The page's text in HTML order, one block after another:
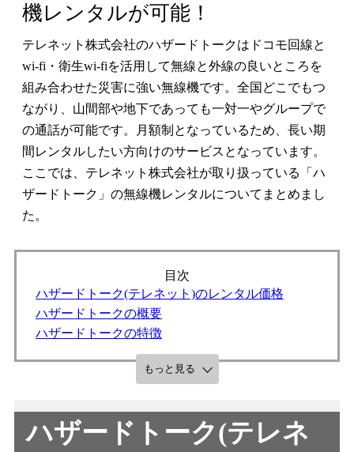
機レンタルが可能！
テレネット株式会社のハザードトークはドコモ回線と
wi-fi・衛生wi-fiを活用して無線と外線の良いところを
組み合わせた災害に強い無線機です。全国どこでもつ
ながり、山間部や地下であっても一対一やグループで
の通話が可能です。月額制となっているため、長い期
間レンタルしたい方向けのサービスとなっています。
ここでは、テレネット株式会社が取り扱っている「ハ
ザードトーク」の無線機レンタルについてまとめまし
た。
ハザードトーク(テレネット)のレンタル価格
ハザードトークの概要
ハザードトークの特徴
もっと見る
ハザードトーク(テレネ